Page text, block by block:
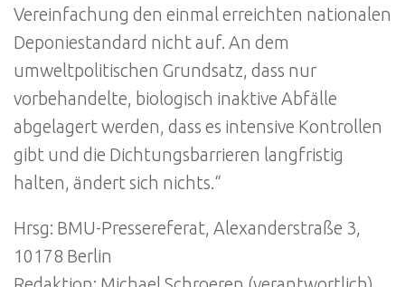
Vereinfachung den einmal erreichten nationalen
Deponiestandard nicht auf. An dem
umweltpolitischen Grundsatz, dass nur
vorbehandelte, biologisch inaktive Abfälle
abgelagert werden, dass es intensive Kontrollen
gibt und die Dichtungsbarrieren langfristig
halten, ändert sich nichts.“
Hrsg: BMU-Pressereferat, Alexanderstraße 3,
10178 Berlin